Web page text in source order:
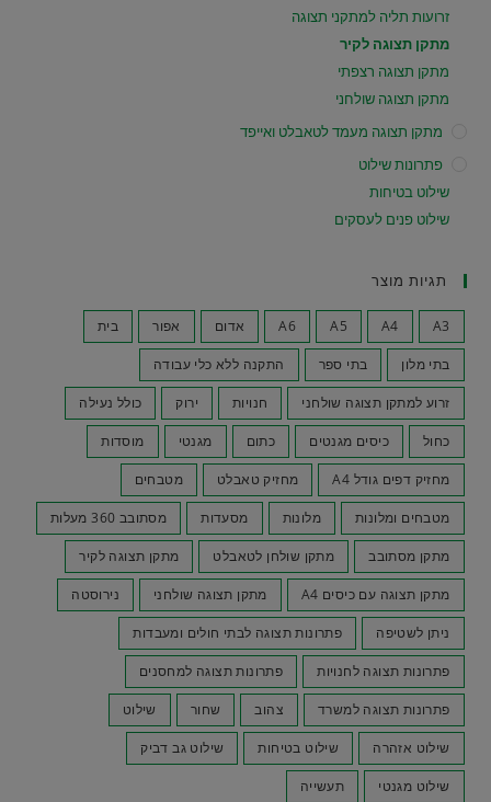
זרועות תליה למתקני תצוגה
מתקן תצוגה לקיר
מתקן תצוגה רצפתי
מתקן תצוגה שולחני
מתקן תצוגה מעמד לטאבלט ואייפד
פתרונות שילוט
שילוט בטיחות
שילוט פנים לעסקים
תגיות מוצר
A3
A4
A5
A6 אדום אפור בית
בתי מלון בתי ספר התקנה ללא כלי עבודה
זרוע למתקן תצוגה שולחני חנויות ירוק כולל נעילה
כחול כיסים מגנטים כתום מגנטי מוסדות
מחזיק דפים גודל A4 מחזיק טאבלט מטבחים
מטבחים ומלונות מלונות מסעדות מסתובב 360 מעלות
מתקן מסתובב מתקן שולחן לטאבלט מתקן תצוגה לקיר
מתקן תצוגה עם כיסים A4 מתקן תצוגה שולחני נירוסטה
ניתן לשטיפה פתרונות תצוגה לבתי חולים ומעבדות
פתרונות תצוגה לחנויות פתרונות תצוגה למחסנים
פתרונות תצוגה למשרד צהוב שחור שילוט
שילוט אזהרה שילוט בטיחות שילוט גב דביק
שילוט מגנטי תעשייה